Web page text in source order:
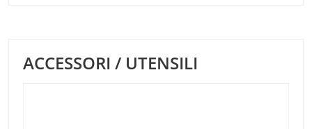
ACCESSORI / UTENSILI